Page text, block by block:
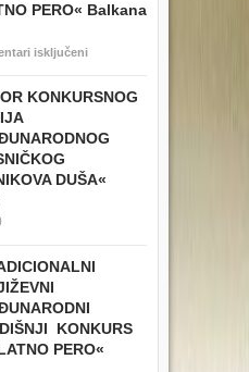
PERO« Balkana
isključeni
KONKURSNOG
DUŠA«
KONKURS
PERO«